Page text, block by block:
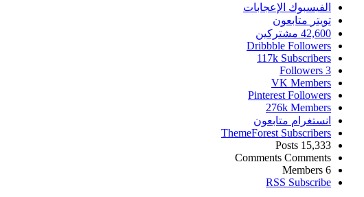
الفيسبوك الإعجابات
تويتر متابعون
42,600 مشتركين
Dribbble Followers
117k Subscribers
3
Followers
VK Members
Pinterest Followers
276k Members
انستغرام متابعون
ThemeForest Subscribers
15,333
Posts
Comments Comments
6
Members
RSS Subscribe